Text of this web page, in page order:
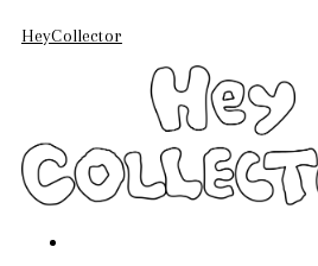
HeyCollector